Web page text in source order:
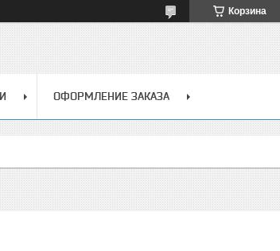
Корзина
ОФОРМЛЕНИЕ ЗАКАЗА